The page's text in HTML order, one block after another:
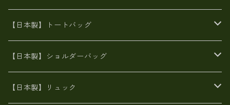
エナメル（パテント）レザー
牛革製品トート・ショルダー
牛革製品リュック
【日本製】トートバッグ
火山灰染めバッグ
8号帆布
ヌメ革バッグ
【日本製】ショルダーバッグ
漂流ロープバッグ
【日本製】リュック